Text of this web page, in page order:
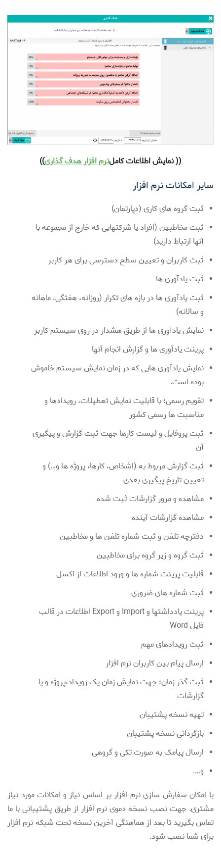
(( نمایش اطلاعات کاملنرم افزار هدف گذاری))
سایر امکانات نرم افزار
ثبت گروه های کاری (دپارتمان)
ثبت مخاطبین (افراد یا شرکتهایی که خارج از مجموعه با
آنها ارتباط دارید)
ثبت کاربران و تعیین سطح دسترسی برای هر کاربر
ثبت یادآوری ها
ثبت یادآوری ها در بازه های تکرار (روزانه، هفتگی، ماهانه
و سالانه)
نمایش یادآوری ها از طریق هشدار در روی سیستم کاربر
پرینت یادآوری ها و گزارش انجام آنها
نمایش یادآوری هایی که در زمان نمایش سیستم خاموش
بوده است.
تقویم رسمی؛ با قابلیت نمایش تعطیلات، رویدادها و
مناسبت ها رسمی کشور
ثبت پروفایل و لیست کارها جهت ثبت گزارش و پیگیری
آن
ثبت گزارش مربوط به (اشخاص، کارها، پروژه ها و…) و
تعیین تاریخ پیگیری بعدی
مشاهده و مرور گزارشات ثبت شده
مشاهده گزارشات آینده
دفترچه تلفن و ثبت شماره تلفن ها و مخاطبین
ثبت گروه و زیر گروه برای مخاطبین
قابلیت پرینت شماره ها و ورود اطلاعات از اکسل
ثبت شماره های ضروری
پرینت یادداشتها و Import و Export اطلاعات در قالب
فایل Word
ثبت رویدادهای مهم
ارسال پیام بین کاربران نرم افزار
ثبت گذر زمان؛ جهت نمایش زمان یک رویداد،پروژه و یا
گزارشات
تهیه نسخه پشتیبان
بازگردانی نسخه پشتیبان
ارسال پیامک به صورت تکی و گروهی
و….
با امکان سفارش سازی نرم افزار بر اساس نیاز و امکانات مورد نیاز
مشتری. جهت نصب نسخه دموی نرم افزار از طریق پشتیبانی با ما
تماس بگیرید تا بعد از هماهنگی آخرین نسخه تحت شبکه نرم افزار
برای شما نصب شود.